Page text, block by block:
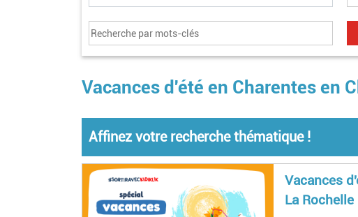
Vacances d'été en Charentes en
Affinez votre recherche thématique !
Vacances
La